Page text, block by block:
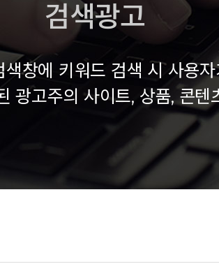
검색광고
색창에 키워드 검색 시 사용
광고주의 사이트, 상품, 콘텐